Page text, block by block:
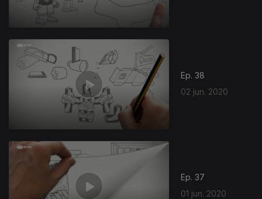
Ep. 38
02 jun. 2020
Ep. 37
01 jun. 2020